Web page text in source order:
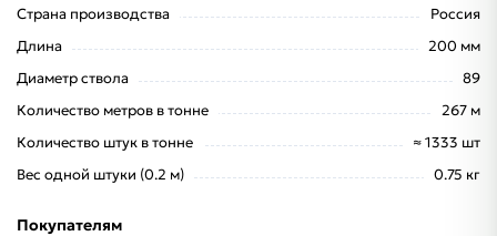
Страна производства
Россия
Длина
200 мм
Диаметр ствола
89
Количество метров в тонне
267 м
Количество штук в тонне
≈ 1333 шт
Вес одной штуки (0.2 м)
0.75 кг
Покупателям